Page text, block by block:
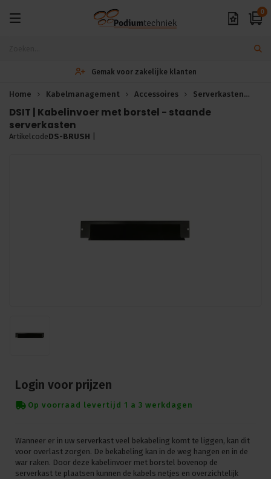
0
Exclusieve A-merken
Home Kabelmanagement Accessoires Serverkasten
DSIT | Kabelinvoer met borstel - staande
serverkasten
ArtikelcodeDS-BRUSH
Login voor prijzen
Op voorraad levertijd 1 a 3 werkdagen
Wanneer er in uw serverkast veel bekabeling komt te liggen, kan dit
voor overlast zorgen. De bekabeling kan in de weg hangen en in de
war raken. Door deze kabelinvoer met borstel bovenop de
serverkast te plaatsen kunnen de kabels netjes en overzichtelijk